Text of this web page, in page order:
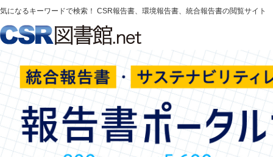
気になるキーワードで検索！ CSR報告書、環境報告書、統合報告書の閲覧サイト